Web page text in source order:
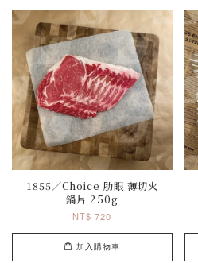
1855／Choice 肋眼 薄切火
鍋片 250g
NT$ 720
加入購物車